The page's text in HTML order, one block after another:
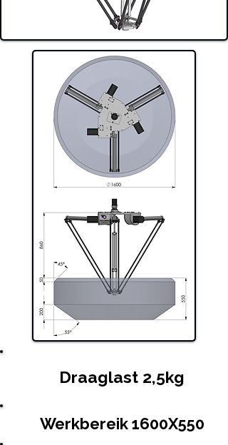
Draaglast 2,5kg
Werkbereik 1600X550